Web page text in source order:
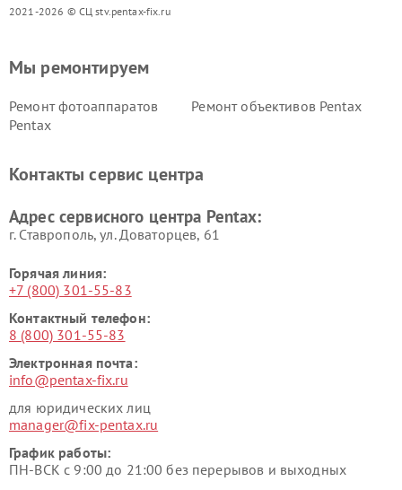
2021-2026 © СЦ stv.pentax-fix.ru
Мы ремонтируем
Ремонт фотоаппаратов
Pentax
Ремонт объективов Pentax
Контакты сервис центра
Адрес сервисного центра Pentax:
г. Ставрополь, ул. Доваторцев, 61
Горячая линия:
+7 (800) 301-55-83
Контактный телефон:
8 (800) 301-55-83
Электронная почта:
info@pentax-fix.ru
для юридических лиц
manager@fix-pentax.ru
График работы:
ПН-ВСК с 9:00 до 21:00 без перерывов и выходных